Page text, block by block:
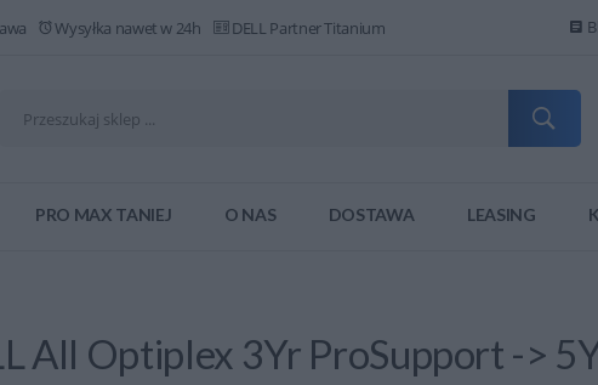
Wysyłka nawet w 24h DELL Partner Titanium
PRO MAX TANIEJ O NAS DOSTAWA LEASING
All Optiplex 3Yr ProSupport ->